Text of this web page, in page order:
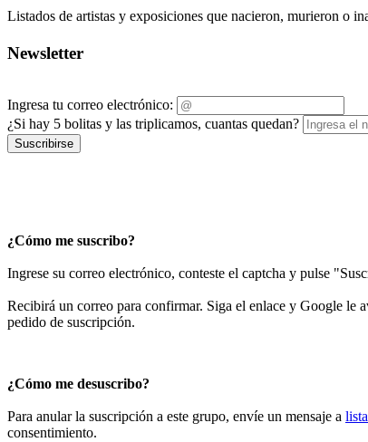
Listados de artistas y exposiciones que nacieron, murieron o
Newsletter
Ingresa tu correo electrónico:
¿Si hay 5 bolitas y las triplicamos, cuantas quedan?
Suscribirse
¿Cómo me suscribo?
Ingrese su correo electrónico, conteste el captcha y pulse
Recibirá un correo para confirmar. Siga el enlace y Google le
pedido de suscripción.
¿Cómo me desuscribo?
Para anular la suscripción a este grupo, envíe un mensaje a
consentimiento.